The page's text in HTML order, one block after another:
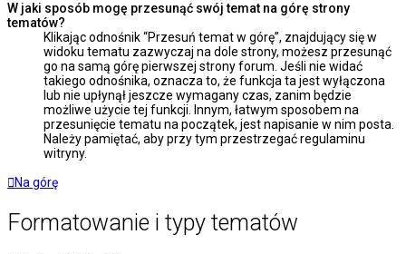
W jaki sposób mogę przesunąć swój temat na górę strony
tematów?
Klikając odnośnik “Przesuń temat w górę”, znajdujący się w
widoku tematu zazwyczaj na dole strony, możesz przesunąć
go na samą górę pierwszej strony forum. Jeśli nie widać
takiego odnośnika, oznacza to, że funkcja ta jest wyłączona
lub nie upłynął jeszcze wymagany czas, zanim będzie
możliwe użycie tej funkcji. Innym, łatwym sposobem na
przesunięcie tematu na początek, jest napisanie w nim posta.
Należy pamiętać, aby przy tym przestrzegać regulaminu
witryny.
Na górę
Formatowanie i typy tematów